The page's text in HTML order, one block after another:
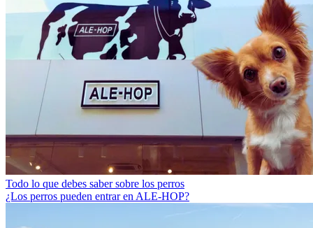
Todo lo que debes saber sobre los perros
¿Los perros pueden entrar en ALE-HOP?